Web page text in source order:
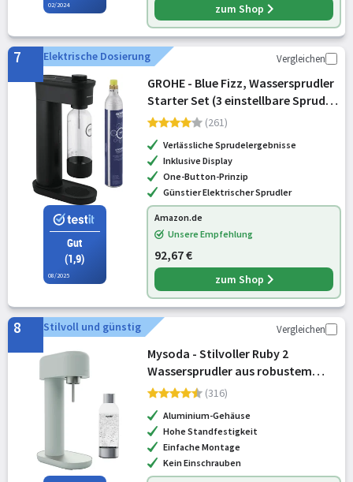
02/2024 zum Shop
7 Elektrische Dosierung Vergleichen
Gut
(1,9)
08/2025
GROHE - Blue Fizz, Wassersprudler
Starter Set (3 einstellbare Sprudel-
Stufen, ohne CO2 Flasche, 1x 0,85l
Reinigungspulver), schwarz,
31943K00
(261)
Verlässliche Sprudelergebnisse
Inklusive Display
One-Button-Prinzip
Günstier Elektrischer Sprudler
Amazon.de
Unsere Empfehlung
92,67 €
zum Shop
8 Stilvoll und günstig Vergleichen
Mysoda - Stilvoller Ruby 2
Wassersprudler aus robustem
Aluminium (ohne CO2-Zylinder)
Wasserflasche in Premiumdesign -
Salbeigrün (Pige
(316)
Aluminium-Gehäuse
Hohe Standfestigkeit
Einfache Montage
Kein Einschrauben